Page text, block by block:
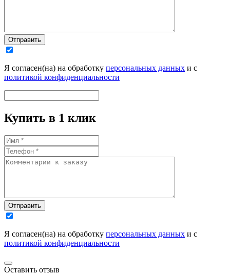
Отправить
Я согласен(на) на обработку персональных данных и с
политикой конфиденциальности
Купить в 1 клик
Отправить
Я согласен(на) на обработку персональных данных и с
политикой конфиденциальности
Оставить отзыв